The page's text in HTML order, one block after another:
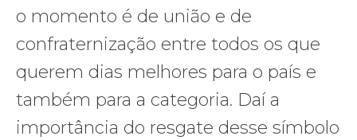
o momento é de união e de
confraternização entre todos os que
querem dias melhores para o país e
também para a categoria. Daí a
importância do resgate desse símbolo